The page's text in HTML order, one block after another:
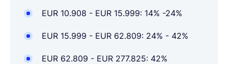
EUR 10.908 - EUR 15.999: 14% -24%
EUR 15.999 - EUR 62.809: 24% - 42%
EUR 62.809 - EUR 277.825: 42%